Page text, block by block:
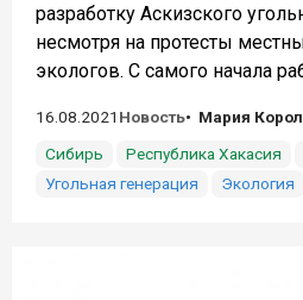
разработку Аскизского
несмотря на протесты
экологов. С самого начала
16.08.2021 Новость
Мария
Сибирь
Республика Хакасия
Угольная генерация
Экология